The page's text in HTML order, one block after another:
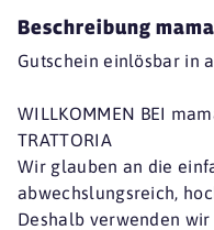
Beschreibung
Gutschein einlösbar in
WILLKOMMEN BEI
TRATTORIA
Wir glauben an die
abwechslungsreich,
Deshalb verwenden